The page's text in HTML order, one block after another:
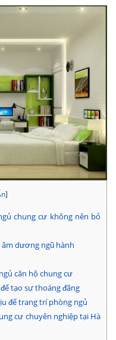
]
chung cư không nên bỏ
dương ngũ hành
căn hộ chung cư
tạo sự thoáng đãng
để trang trí phòng ngủ
cư chuyên nghiệp tại Hà